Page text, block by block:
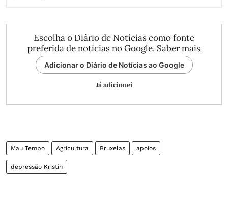
Escolha o Diário de Notícias como fonte
preferida de notícias no Google. Saber mais
Adicionar o Diário de Notícias ao Google
Já adicionei
Mau Tempo Agricultura Bruxelas apoios
depressão Kristin